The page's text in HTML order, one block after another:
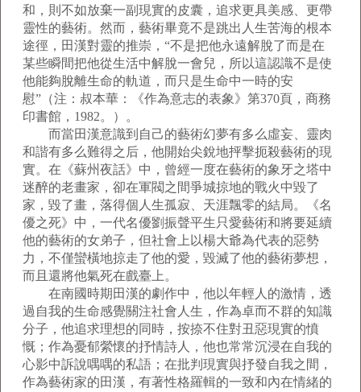
和，則不如放棄一副現實的皮囊，追求更具美感、更帶
靈性的藝術。然而，藝術畢竟不是跳出人生苦海的根本
途徑，田漢對靈的推崇，“不是把他永遠解脫了而是在
某些瞬間把他從生活中解脫一會兒，所以這認識不是使
他能夠脫離生命的軌道，而只是生命中一時的安
慰”（注：叔本華：《作為意志的表象》第370頁，商務
印書館，1982。）。
而當田漢意識到自己的藝術幻夢有多么虛妄、靈肉
和諧有多么難得之后，他開始尖銳地抨擊扼殺藝術的現
實。在《蘇州夜話》中，曾經一度在藝術的象牙之塔中
迷醉的老畫家，卻在軍閥之間爭城掠地的戰火中毀了
家，毀了畫，落得個人生孤寂、天涯飄零的結局。《名
優之死》中，一代名優劉振聲平生只愛藝術和將要延續
他的藝術的女弟子，但社會上以楊大爺為代表的惡勢
力，不僅蠻橫地掠走了他的愛，毀滅了他的藝術夢想，
而且還將他氣死在戲臺上。
在南國時期田漢的劇作中，他以年輕人的激情，透
過自我的生命感覺關注社會人生，作為卓而不群的知識
分子，他追求理想的同時，按捺不住對丑惡現實的憤
慨；作為憂郁縈懷的抒情詩人，他也常常沉浸在自我的
心影中訴說喁喁的私語；在批判現實與抒發自我之間，
作為藝術家的田漢，有著性格羅輯的一致和內在情緒的